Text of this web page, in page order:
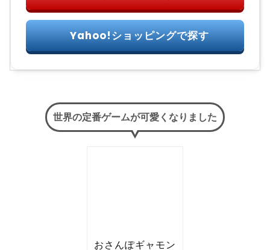
世界の定番ゲームが可愛くなりました